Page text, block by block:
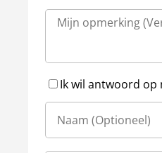
Ik wil antwoord